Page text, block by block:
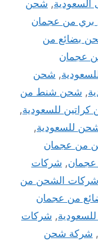
, شحن
من عجمان
بضائع من
عجمان
, شحن
, شحن شنط من
للسعودية,
للسعودية,
من عجمان
, شركات
شركات الشحن من
من عجمان
, شركات
, شركة شحن